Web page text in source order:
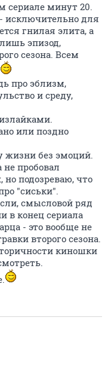
сериале минут 20.
исключительно для
гнилая элита, а
эпизод,
сезона. Всем
про эблизм,
и среду,
или поздно
жизни без эмоций.
пробовал
но подозреваю, что
"сиськи".
смысловой ряд
в конец сериала
- это вообще не
второго сезона.
киношки